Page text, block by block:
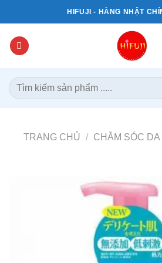
qua
dung
HIFUJI - HÀNG NHẬT
Tìm
kiếm:
TRANG CHỦ / CHĂM SÓC DA